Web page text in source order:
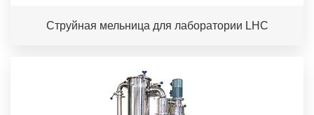
Струйная мельница для лаборатории LHC